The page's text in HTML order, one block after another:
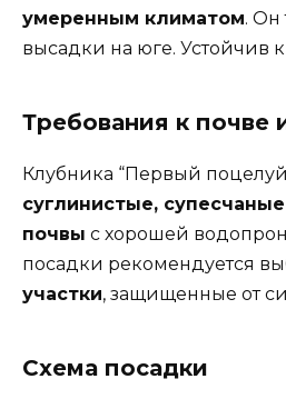
умеренным климатом. Он
высадки на юге. Устойчив
Требования к почве
Клубника “Первый
суглинистые,
почвы с хорошей
посадки рекомендуется
участки, защищенные от
Схема посадки